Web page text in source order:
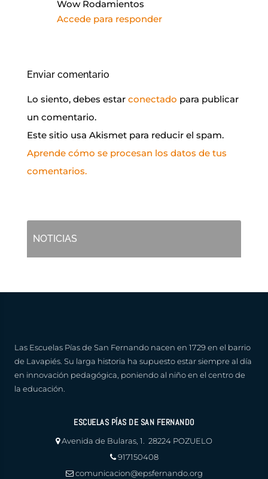
Wow Rodamientos
Accede para responder
Enviar comentario
Lo siento, debes estar conectado para publicar
un comentario.
Este sitio usa Akismet para reducir el spam.
Aprende cómo se procesan los datos de tus
comentarios.
NOTICIAS
Las Escuelas Pías de San Fernando nacen en 1729 en el barrio
de Lavapiés. Su larga historia ha supuesto estar siempre al día
en innovación pedagógica, poniendo al niño en el centro de
la educación.
ESCUELAS PÍAS DE SAN FERNANDO
Avenida de Bularas, 1. 28224 POZUELO
917150408
comunicacion@epsfernando.org